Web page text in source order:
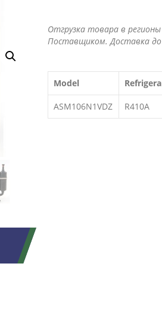
Отгрузка товара в
Поставщиком. Доставка
Model
ASM106N1VDZ R410A